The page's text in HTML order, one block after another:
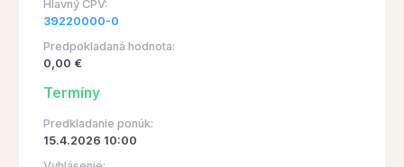
Hlavný CPV:
39220000-0
Predpokladaná hodnota:
0,00 €
Termíny
Predkladanie ponúk:
15.4.2026 10:00